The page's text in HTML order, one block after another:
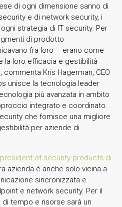
di ogni dimensione sanno di
e di network security, i
strategia di IT security. Per
di prodotto
fra loro – erano come
la loro efficacia e gestibilità
commenta Kris Hagerman, CEO
unisce la tecnologia leader
più avanzata in ambito
integrato e coordinato.
che fornisce una migliore
per aziende di
of security products di
azienda è anche solo vicina a
sincronizzata e
e network security. Per il
tempo e risorse sarà un